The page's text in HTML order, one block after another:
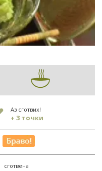
Аз сготвих!
+ 3 точки
сготвена